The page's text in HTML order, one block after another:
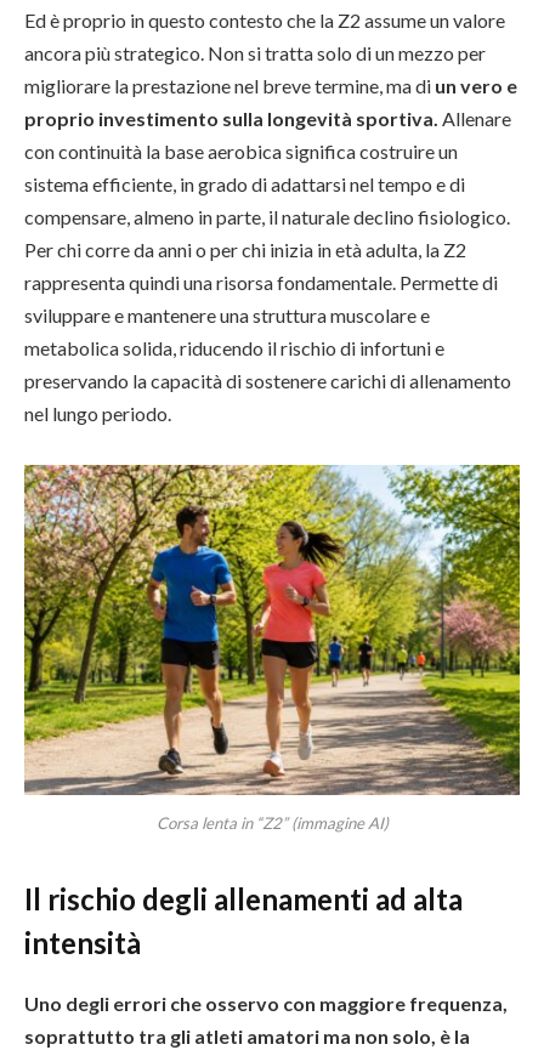
Ed è proprio in questo contesto che la Z2 assume un valore
ancora più strategico. Non si tratta solo di un mezzo per
migliorare la prestazione nel breve termine, ma di un vero e
proprio investimento sulla longevità sportiva. Allenare
con continuità la base aerobica significa costruire un
sistema efficiente, in grado di adattarsi nel tempo e di
compensare, almeno in parte, il naturale declino fisiologico.
Per chi corre da anni o per chi inizia in età adulta, la Z2
rappresenta quindi una risorsa fondamentale. Permette di
sviluppare e mantenere una struttura muscolare e
metabolica solida, riducendo il rischio di infortuni e
preservando la capacità di sostenere carichi di allenamento
nel lungo periodo.
Corsa lenta in “Z2” (immagine AI)
Il rischio degli allenamenti ad alta
intensità
Uno degli errori che osservo con maggiore frequenza,
soprattutto tra gli atleti amatori ma non solo, è la